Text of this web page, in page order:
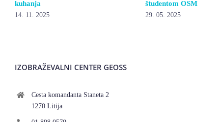
kuhanja
14. 11. 2025
študentom OSM
29. 05. 2025
IZOBRAŽEVALNI CENTER GEOSS
Cesta komandanta Staneta 2
1270 Litija